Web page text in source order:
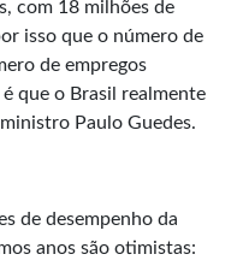
com 18 milhões de
isso que o número de
de empregos
que o Brasil realmente
Paulo Guedes.
de desempenho da
anos são otimistas: